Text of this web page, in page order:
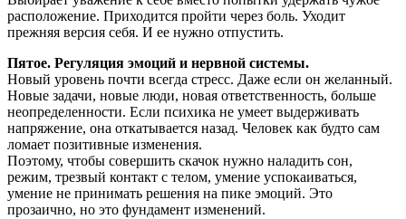
расположение. Приходится пройти через боль. Уходит
прежняя версия себя. И ее нужно отпустить.
Пятое. Регуляция эмоций и нервной системы.
Новый уровень почти всегда стресс. Даже если он желанный.
Новые задачи, новые люди, новая ответственность, больше
неопределенности. Если психика не умеет выдерживать
напряжение, она откатывается назад. Человек как будто сам
ломает позитивные изменения.
Поэтому, чтобы совершить скачок нужно наладить сон,
режим, трезвый контакт с телом, умение успокаиваться,
умение не принимать решения на пике эмоций. Это
прозаично, но это фундамент изменений.